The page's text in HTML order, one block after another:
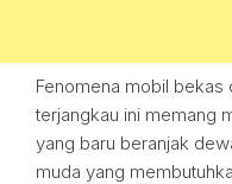
Fenomena mobil bekas
terjangkau ini memang
yang baru beranjak
muda yang